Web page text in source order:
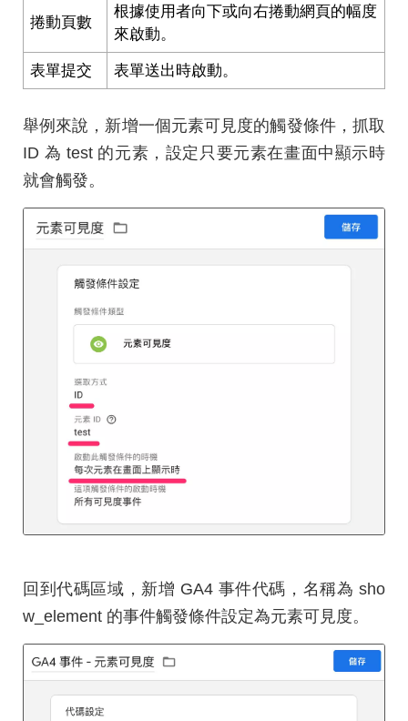
捲動頁數
根據使用者向下或向右捲動網頁的幅度
來啟動。
表單提交 表單送出時啟動。
舉例來說，新增一個元素可見度的觸發條件，抓取
ID 為 test 的元素，設定只要元素在畫面中顯示時
就會觸發。
回到代碼區域，新增 GA4 事件代碼，名稱為 sho
w_element 的事件觸發條件設定為元素可見度。